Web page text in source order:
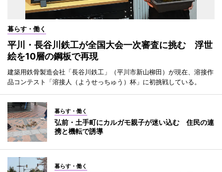
暮らす・働く
平川・長谷川鉄工が全国大会一次審査に挑む 浮世
絵を10層の鋼板で再現
建築用鉄骨製造会社「長谷川鉄工」（平川市新山柳田）が現在、溶接作
品コンテスト「溶接人（ようせっちゅう）杯」に初挑戦している。
暮らす・働く
弘前・土手町にカルガモ親子が迷い込む 住民の連
携と機転で誘導
暮らす・働く